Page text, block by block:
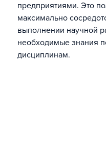
предприятиями. Это
максимально
выполнении научной
необходимые знания
дисциплинам.